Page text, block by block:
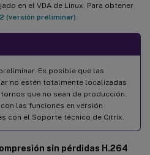
en el VDA de Linux. Para obtener
(versión preliminar)
Es posible que las
no estén totalmente localizadas
que no sean de producción.
las funciones en versión
con el Soporte técnico de Citrix.
sin pérdidas H.264